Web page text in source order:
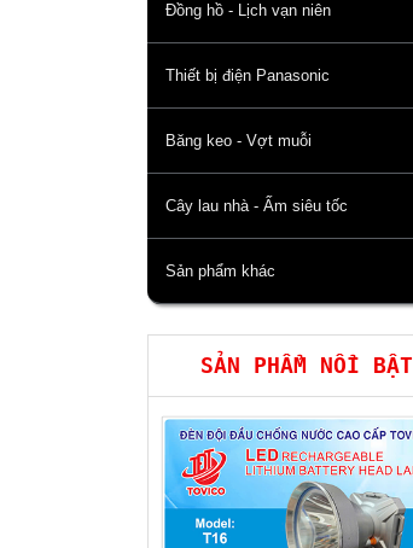
Đồng hồ - Lịch vạn niên
Thiết bị điện Panasonic
Băng keo - Vợt muỗi
Cây lau nhà - Ấm siêu tốc
Sản phẩm khác
SẢN PHẨM NỔI BẬT